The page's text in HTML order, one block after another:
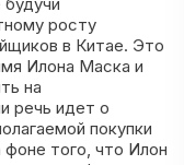
росту
в Китае. Это
Илона Маска и
на
речь идет о
покупки
того, что Илон